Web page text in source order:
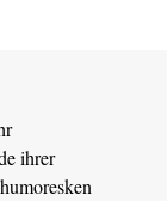
ihrer